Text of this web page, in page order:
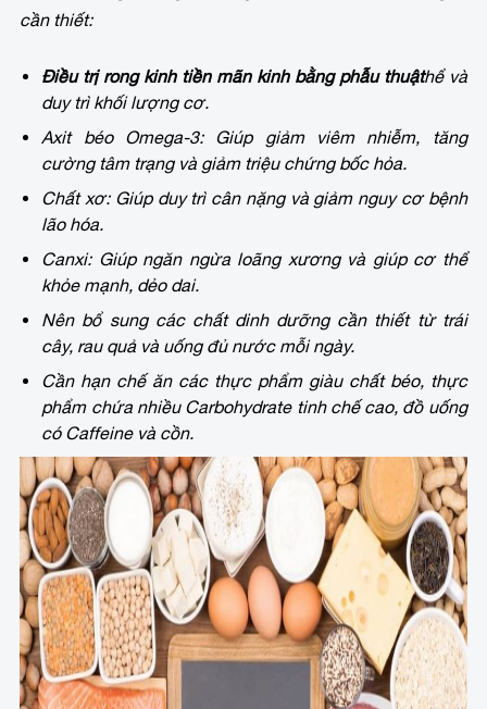
cần thiết:
Điều trị rong kinh tiền mãn kinh bằng phẫu thuậthể và
duy trì khối lượng cơ.
Axit béo Omega-3: Giúp giảm viêm nhiễm, tăng
cường tâm trạng và giảm triệu chứng bốc hỏa.
Chất xơ: Giúp duy trì cân nặng và giảm nguy cơ bệnh
lão hóa.
Canxi: Giúp ngăn ngừa loãng xương và giúp cơ thể
khỏe mạnh, dẻo dai.
Nên bổ sung các chất dinh dưỡng cần thiết từ trái
cây, rau quả và uống đủ nước mỗi ngày.
Cần hạn chế ăn các thực phẩm giàu chất béo, thực
phẩm chứa nhiều Carbohydrate tinh chế cao, đồ uống
có Caffeine và cồn.